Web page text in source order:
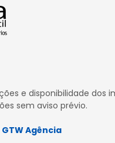
e disponibilidade dos
sem aviso prévio.
GTW Agência